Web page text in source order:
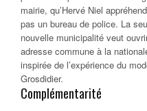
mairie, qu’Hervé Niel
pas un bureau de police. La
nouvelle municipalité veut
adresse commune à la
inspirée de l’expérience du
Grosdidier.
Complémentarité